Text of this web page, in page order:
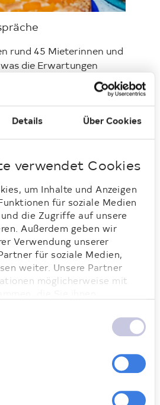
Details Über Cookies
verwendet Cookies
um Inhalte und Anzeigen
für soziale Medien
die Zugriffe auf unsere
Außerdem geben wir
Verwendung unserer
für soziale Medien,
weiter. Unsere Partner
möglicherweise mit
gesammelt haben. Weitere
Sie hier.
rund 45 Mieterinnen und
die Erwartungen
bot Gelegenheit,
Gespräch zu kommen,
und sich in ruhiger
Für
war
entspannt vor Ort
Nachmittag brachte zum
Geduld der
Bewohner gesehen
Die Atmosphäre war
Bei Kaffee, Kuchen und
im Quartier zu stärken.